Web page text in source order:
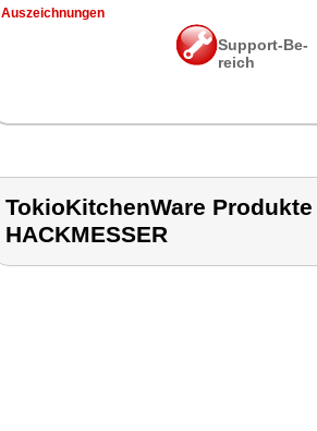
Aus­zeich­nun­gen
Sup­port-Be­
reich
TokioKitchenWare Produkte
HACKMESSER